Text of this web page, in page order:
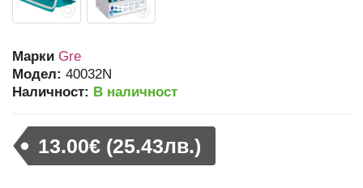
Марки Gre
Модел: 40032N
Наличност: В наличност
13.00€ (25.43лв.)